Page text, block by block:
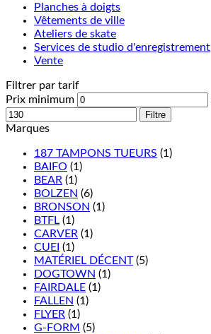
Planches à doigts
Vêtements de ville
Ateliers de skate
Services de studio d'enregistrement
Vente
Filtrer par tarif
Prix minimum
Filtre
Marques
187 TAMPONS TUEURS (1)
BAIFO (1)
BEAR (1)
BOLZEN (6)
BRONSON (1)
BTFL (1)
CARVER (1)
CUEI (1)
MATÉRIEL DÉCENT (5)
DOGTOWN (1)
FAIRDALE (1)
FALLEN (1)
FLYER (1)
G-FORM (5)